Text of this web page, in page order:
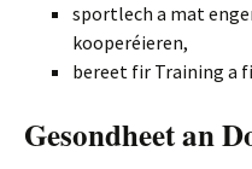
sportlech a mat
kooperéieren,
bereet fir Training a
Gesondheet an